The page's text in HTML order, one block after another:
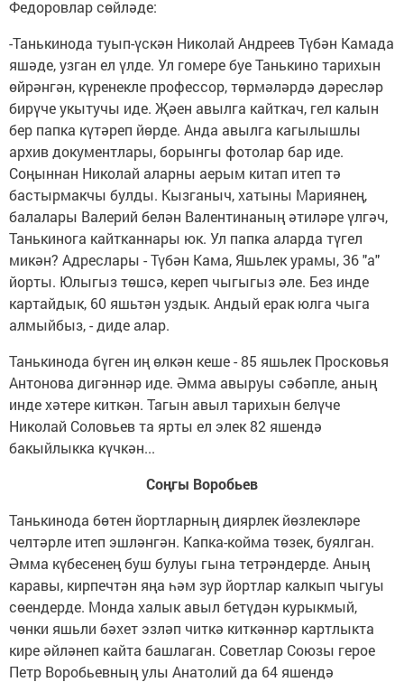
Федоровлар сөйләде:
-Танькинода туып-үскән Николай Андреев Түбән Камада
яшәде, узган ел үлде. Ул гомере буе Танькино тарихын
өйрәнгән, күренекле профессор, төрмәләрдә дәресләр
бирүче укытучы иде. Җәен авылга кайткач, гел калын
бер папка күтәреп йөрде. Анда авылга кагылышлы
архив документлары, борынгы фотолар бар иде.
Соңыннан Николай аларны аерым китап итеп тә
бастырмакчы булды. Кызганыч, хатыны Мариянең,
балалары Валерий белән Валентинаның әтиләре үлгәч,
Танькинога кайтканнары юк. Ул папка аларда түгел
микән? Адреслары - Түбән Кама, Яшьлек урамы, 36 "а"
йорты. Юлыгыз төшсә, кереп чыгыгыз әле. Без инде
картайдык, 60 яшьтән уздык. Андый ерак юлга чыга
алмыйбыз, - диде алар.
Танькинода бүген иң өлкән кеше - 85 яшьлек Просковья
Антонова дигәннәр иде. Әмма авыруы сәбәпле, аның
инде хәтере киткән. Тагын авыл тарихын белүче
Николай Соловьев та ярты ел элек 82 яшендә
бакыйлыкка күчкән...
Соңгы Воробьев
Танькинода бөтен йортларның диярлек йөзлекләре
челтәрле итеп эшләнгән. Капка-койма төзек, буялган.
Әмма күбесенең буш булуы гына тетрәндерде. Аның
каравы, кирпечтән яңа һәм зур йортлар калкып чыгуы
сөендерде. Монда халык авыл бетүдән курыкмый,
чөнки яшьли бәхет эзләп читкә киткәннәр картлыкта
кире әйләнеп кайта башлаган. Советлар Союзы герое
Петр Воробьевның улы Анатолий да 64 яшендә